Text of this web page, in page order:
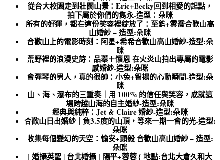
從台大校園走到壯闊山景：Eric+Becky回到相愛的起點，
拍下屬於你們的雋永-造型：朵咪
所有的好運，都在這份笑容裡綻放了：至鈞+雲喬合歡山高
山婚紗 – 造型:朵咪
合歡山上的電影時刻：阿星+希希合歡山高山婚紗-造型:朵
咪
荒野裡的浪漫史詩：品蓁＋懷恩 在火炎山拍出專屬的電影
感婚紗-造型:朵咪
會彈琴的男人，真的很帥：小兔+智揚的心動瞬間-造型:朵
咪
山、海、瀑布的三重奏｜用 100% 的信任與笑容，成就這
場跨越山海的自主婚紗-造型:朵咪
經典與純粹：Jet & Claire 婚紗-造型:朵咪
合歡山日出婚紗｜負3.5度的山頂，等來一期一會的光-造型:
朵咪
收集每個變幻的天空：愉安+顥毅 合歡山高山婚紗 – 造型:
朵咪
[ 婚攝英聖 | 台北婚攝 ] 陽平+蓉蓉 { 地點:台北大倉久和大